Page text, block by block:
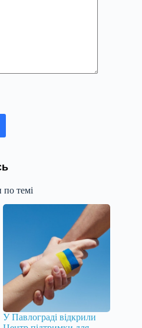
темі
У Павлограді відкрили